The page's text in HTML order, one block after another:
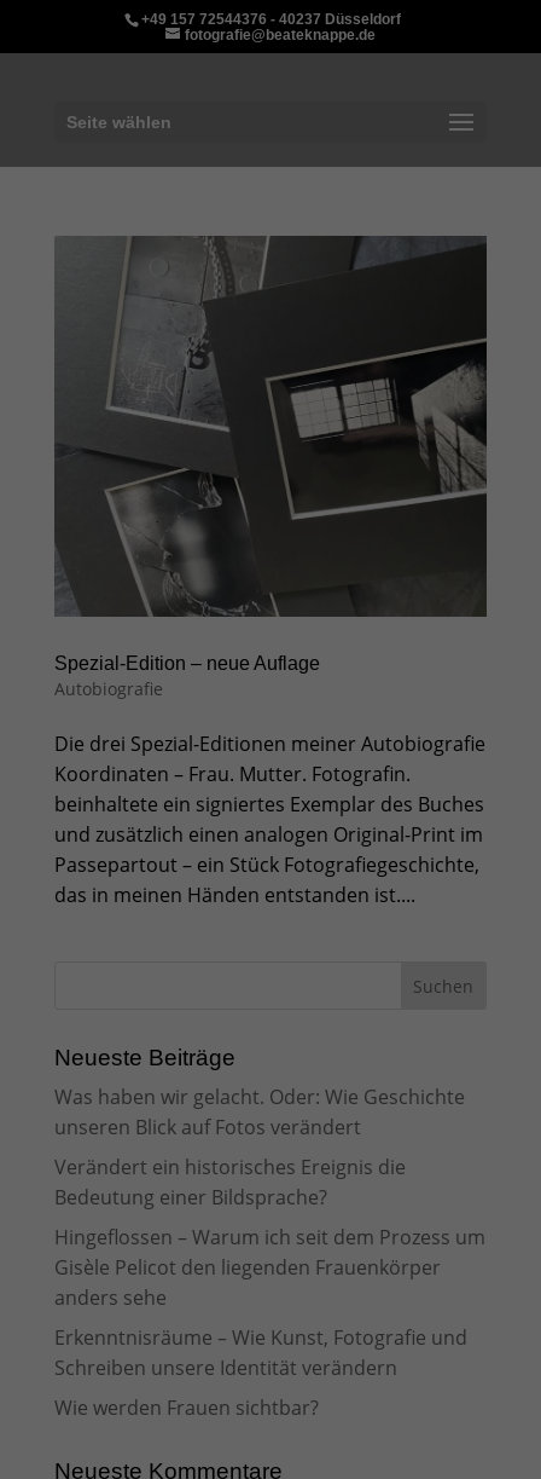
+49 157 72544376 - 40237 Düsseldorf
fotografie@beateknappe.de
Seite wählen
Spezial-Edition – neue Auflage
Autobiografie
Die drei Spezial-Editionen meiner Autobiografie
Koordinaten – Frau. Mutter. Fotografin.
beinhaltete ein signiertes Exemplar des Buches
und zusätzlich einen analogen Original-Print im
Passepartout – ein Stück Fotografiegeschichte,
das in meinen Händen entstanden ist....
Neueste Beiträge
Was haben wir gelacht. Oder: Wie Geschichte
unseren Blick auf Fotos verändert
Verändert ein historisches Ereignis die
Bedeutung einer Bildsprache?
Hingeflossen – Warum ich seit dem Prozess um
Gisèle Pelicot den liegenden Frauenkörper
anders sehe
Erkenntnisräume – Wie Kunst, Fotografie und
Schreiben unsere Identität verändern
Wie werden Frauen sichtbar?
Neueste Kommentare